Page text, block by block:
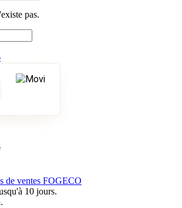
pas.
de ventes FOGECO
10 jours.